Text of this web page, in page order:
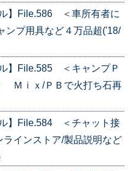
】File.586 ＜車所有者に
ンプ用具など４万品超('18/
】File.585 ＜キャンプＰ
Ｍｉｘ/ＰＢで火打ち石再
】File.584 ＜チャット接
インストア/製品説明など